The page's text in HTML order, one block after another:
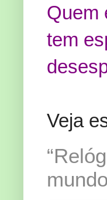
Quem
tem
Veja
mundo